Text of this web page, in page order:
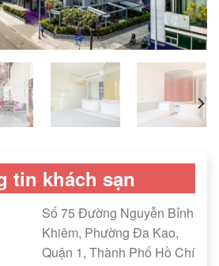
tin khách sạn
Số 75 Đường Nguyễn Bỉnh
Khiêm, Phường Đa Kao,
Quận 1, Thành Phố Hồ Chí